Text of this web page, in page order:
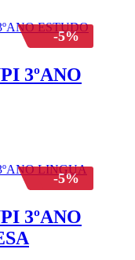
-5%
3ºANO
-5%
3ºANO